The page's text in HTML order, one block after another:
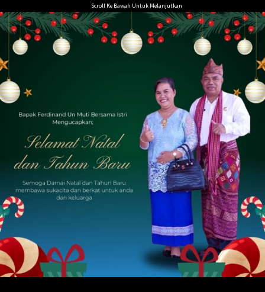
ke
konten
Scroll Ke Bawah Untuk Melanjutkan